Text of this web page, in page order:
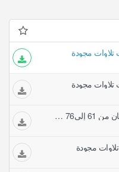
سورة 84نور من 35 إلى38 والفرقان من 61 إلى76 محمد رفعت تلاوات مجودة